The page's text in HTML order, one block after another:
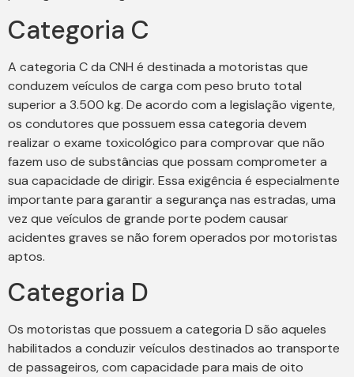
Categoria C
A categoria C da CNH é destinada a motoristas que
conduzem veículos de carga com peso bruto total
superior a 3.500 kg. De acordo com a legislação vigente,
os condutores que possuem essa categoria devem
realizar o exame toxicológico para comprovar que não
fazem uso de substâncias que possam comprometer a
sua capacidade de dirigir. Essa exigência é especialmente
importante para garantir a segurança nas estradas, uma
vez que veículos de grande porte podem causar
acidentes graves se não forem operados por motoristas
aptos.
Categoria D
Os motoristas que possuem a categoria D são aqueles
habilitados a conduzir veículos destinados ao transporte
de passageiros, com capacidade para mais de oito